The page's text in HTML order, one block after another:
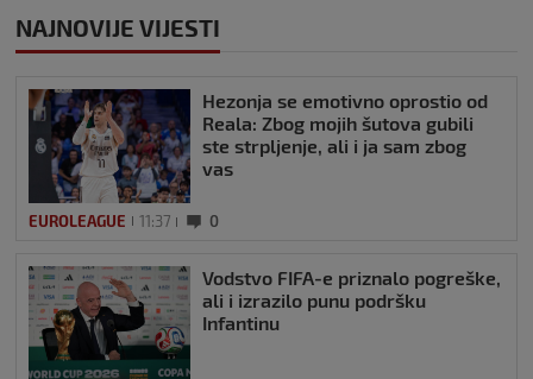
NAJNOVIJE VIJESTI
Hezonja se emotivno oprostio od
Reala: Zbog mojih šutova gubili
ste strpljenje, ali i ja sam zbog
vas
EUROLEAGUE 11:37 0
Vodstvo FIFA-e priznalo pogreške,
ali i izrazilo punu podršku
Infantinu